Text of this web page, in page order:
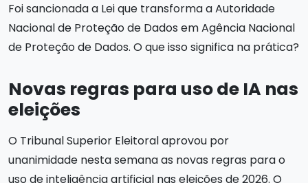
Foi sancionada a Lei que transforma a Autoridade
Nacional de Proteção de Dados em Agência Nacional
de Proteção de Dados. O que isso significa na prática?
Novas regras para uso de IA nas
eleições
O Tribunal Superior Eleitoral aprovou por
unanimidade nesta semana as novas regras para o
uso de inteligência artificial nas eleições de 2026. O